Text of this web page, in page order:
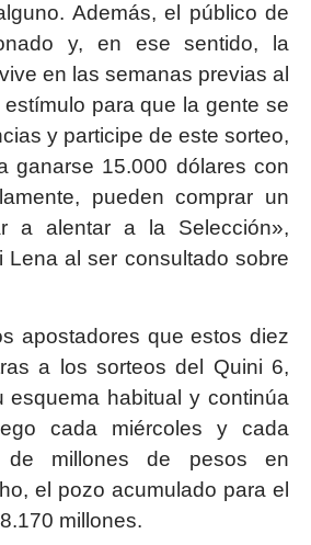
Además, el público de
y, en ese sentido, la
en las semanas previas al
para que la gente se
y participe de este sorteo,
ganarse 15.000 dólares con
pueden comprar un
a alentar a la Selección»,
Lena al ser consultado sobre
apostadores que estos diez
a los sorteos del Quini 6,
esquema habitual y continúa
cada miércoles y cada
de millones de pesos en
el pozo acumulado para el
millones.